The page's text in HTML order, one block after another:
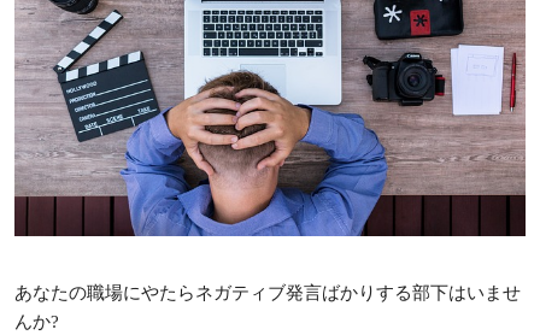
あなたの職場にやたらネガティブ発言ばかりする部下はいませ
んか?